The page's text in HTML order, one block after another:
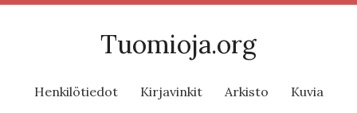
Tuomioja.org
Henkilötiedot Kirjavinkit Arkisto
Kuvia